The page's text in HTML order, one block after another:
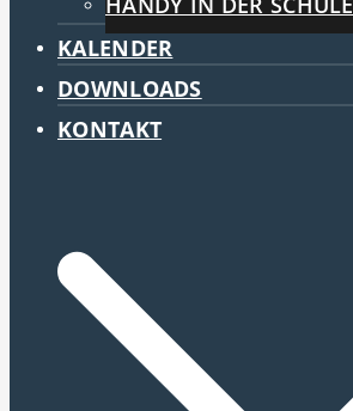
KALENDER
DOWNLOADS
KONTAKT